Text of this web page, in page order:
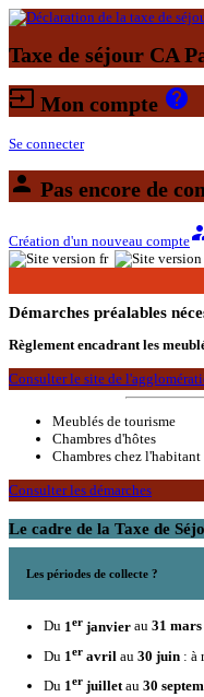
Taxe de séjour CA
input Mon compte help
Se connecter
person Pas encore de
Création d'un nouveau compte
Démarches préalables
Règlement encadrant les
Consulter le site de
Meublés de tourisme
Chambres d'hôtes
Chambres chez l'habitant
Consulter les démarches
Le cadre de la Taxe de
Les périodes de collecte ?
Du 1er janvier au 31 mars
Du 1er avril au 30 juin : à
Du 1er juilletau 30